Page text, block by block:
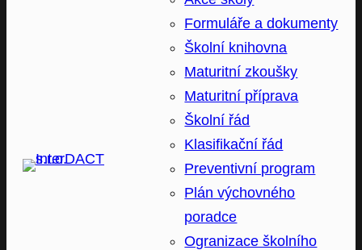
Formuláře a dokumenty
Školní knihovna
Maturitní zkoušky
Maturitní příprava
Školní řád
Klasifikační řád
Preventivní program
Plán výchovného
poradce
Ogranizace školního